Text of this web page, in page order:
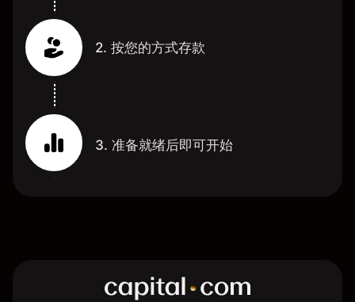
2. 按您的方式存款
3. 准备就绪后即可开始